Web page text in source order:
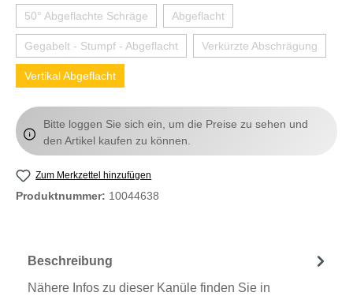
50° Abgeflachte Schräge Abgeflacht
Gegabelt - Stumpf - Abgeflacht Verkürzte Abschrägung
Vertikal Abgeflacht
Bitte loggen Sie sich ein, um die Preise zu sehen und
den Artikel kaufen zu können.
Zum Merkzettel hinzufügen
Produktnummer: 10044638
Beschreibung
Nähere Infos zu dieser Kanüle finden Sie in